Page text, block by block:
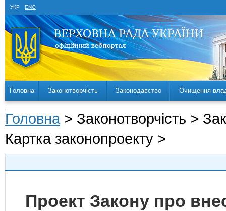
УКР ENG
Головна Законотворчість Законодавство Очищення
Головна > Законотворчість >
Картка законопроекту >
Проект Закону про